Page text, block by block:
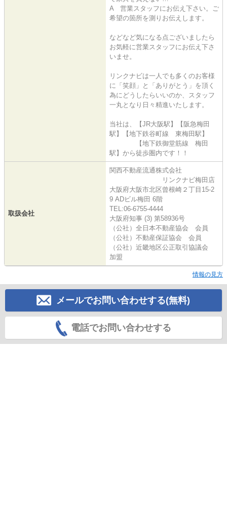
A 営業スタッフにお伝え下さい。ご
希望の箇所を測りお伝えします。
などなど気になる点ございましたら
お気軽に営業スタッフにお伝え下さ
いませ。
リンクナビは一人でも多くのお客様
に「笑顔」と「ありがとう」を頂く
為にどうしたらいいのか、スタッフ
一丸となり日々精進いたします。
当社は、【JR大阪駅】【阪急梅田
駅】【地下鉄谷町線 東梅田駅】
【地下鉄御堂筋線 梅田
駅】から徒歩圏内です！！
取扱会社
関西不動産流通株式会社
リンクナビ梅田店
大阪府大阪市北区曾根崎２丁目15-2
9 ADビル梅田 6階
TEL:06-6755-4444
大阪府知事 (3) 第58936号
（公社）全日本不動産協会 会員
（公社）不動産保証協会 会員
（公社）近畿地区公正取引協議会
加盟
情報の見方
メールでお問い合わせする(無料)
電話でお問い合わせする